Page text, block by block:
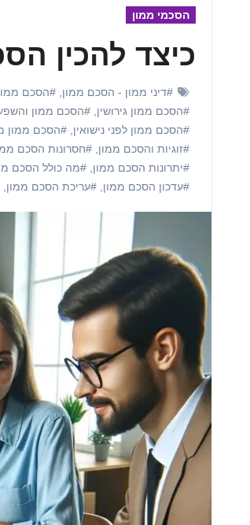
הסכמי ממון
כיצד להכין
#דיני ממון - הסכם ממון #הסכם
#הסכם ממון גירושין #הסכם ממון
#הסכם ממון לפני נישואין #הסכם ממון
#זוגיות והסכם ממון #חסרונות הסכם
#יתרונות הסכם ממון #מה כולל הסכם
#עדכון הסכם ממון #עריכת הסכם ממון